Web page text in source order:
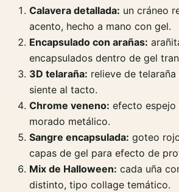
Calavera detallada: un cráneo
acento, hecho a mano con gel.
Encapsulado con arañas:
encapsulados dentro de gel
3D telaraña: relieve de
siente al tacto.
Chrome veneno: efecto
morado metálico.
Sangre encapsulada: goteo
capas de gel para efecto de
Mix de Halloween: cada uña
distinto, tipo collage temático.